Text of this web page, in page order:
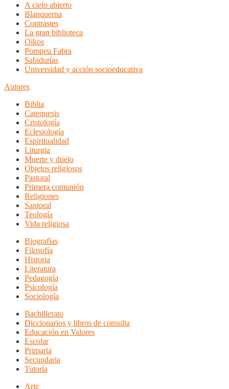
A cielo abierto
Blanquerna
Contrastes
La gran biblioteca
Oikos
Pompeu Fabra
Sabidurías
Universidad y acción socioeducativa
Autores
Biblia
Catequesis
Cristología
Eclesiología
Espiritualidad
Liturgia
Muerte y duelo
Objetos religiosos
Pastoral
Primera comunión
Religiones
Santoral
Teología
Vida religiosa
Biografías
Filosofía
Historia
Literatura
Pedagogía
Psicología
Sociología
Bachillerato
Diccionarios y libros de consulta
Educación en Valores
Escolar
Primaria
Secundaria
Tutoría
Arte